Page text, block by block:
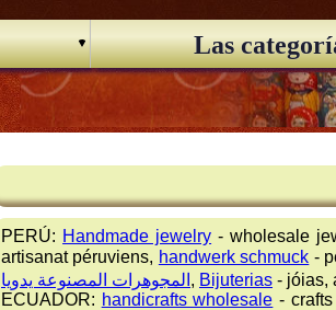
Las
PERÚ: Handmade jewelry - wholesale
artisanat péruviens, handwerk schmuck -
المجوهرات المصنوعة يدويا , Bijuterias - jóias,
ECUADOR: handicrafts wholesale -